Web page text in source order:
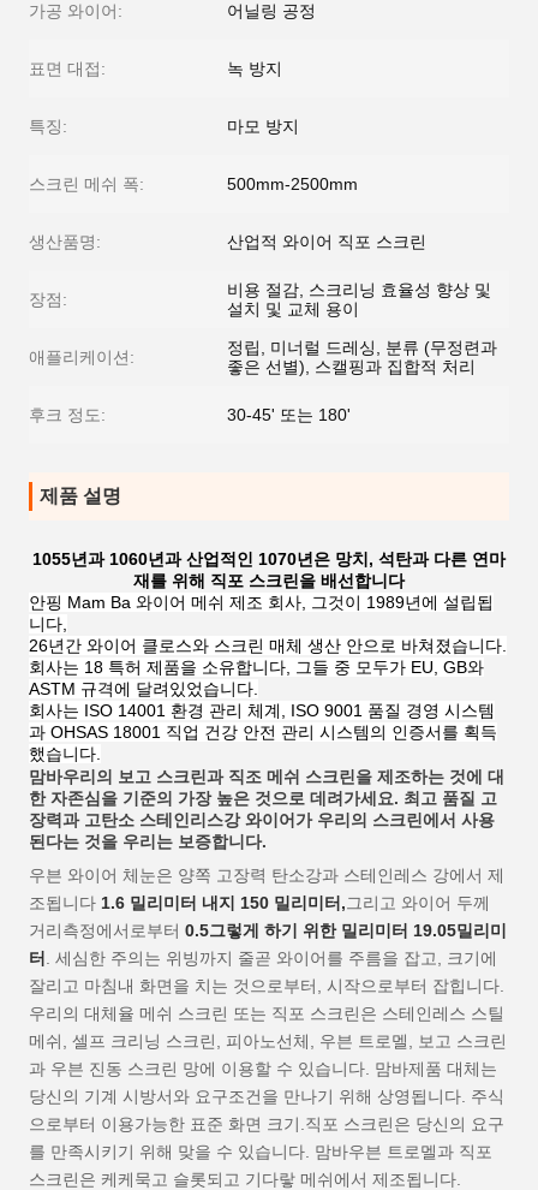
가공 와이어: 어닐링 공정
표면 대접: 녹 방지
특징: 마모 방지
스크린 메쉬 폭: 500mm-2500mm
생산품명: 산업적 와이어 직포 스크린
장점:
비용 절감, 스크리닝 효율성 향상 및
설치 및 교체 용이
애플리케이션:
정립, 미너럴 드레싱, 분류 (무정련과
좋은 선별), 스캘핑과 집합적 처리
후크 정도: 30-45' 또는 180'
제품 설명
1055년과 1060년과 산업적인 1070년은 망치, 석탄과 다른 연마
재를 위해 직포 스크린을 배선합니다
안핑 Mam Ba 와이어 메쉬 제조 회사, 그것이 1989년에 설립됩
니다,
26년간 와이어 클로스와 스크린 매체 생산 안으로 바쳐졌습니다.
회사는 18 특허 제품을 소유합니다, 그들 중 모두가 EU, GB와
ASTM 규격에 달려있었습니다.
회사는 ISO 14001 환경 관리 체계, ISO 9001 품질 경영 시스템
과 OHSAS 18001 직업 건강 안전 관리 시스템의 인증서를 획득
했습니다.
맘바우리의 보고 스크린과 직조 메쉬 스크린을 제조하는 것에 대
한 자존심을 기준의 가장 높은 것으로 데려가세요. 최고 품질 고
장력과 고탄소 스테인리스강 와이어가 우리의 스크린에서 사용
된다는 것을 우리는 보증합니다.
우븐 와이어 체눈은 양쪽 고장력 탄소강과 스테인레스 강에서 제
조됩니다 1.6 밀리미터 내지 150 밀리미터,그리고 와이어 두께
거리측정에서로부터 0.5그렇게 하기 위한 밀리미터 19.05밀리미
터
. 세심한 주의는 위빙까지 줄곧 와이어를 주름을 잡고, 크기에
잘리고 마침내 화면을 치는 것으로부터, 시작으로부터 잡힙니다.
우리의 대체율 메쉬 스크린 또는 직포 스크린은 스테인레스 스틸
메쉬, 셀프 크리닝 스크린, 피아노선체, 우븐 트로멜, 보고 스크린
과 우븐 진동 스크린 망에 이용할 수 있습니다. 맘바제품 대체는
당신의 기계 시방서와 요구조건을 만나기 위해 상영됩니다. 주식
으로부터 이용가능한 표준 화면 크기.직포 스크린은 당신의 요구
를 만족시키기 위해 맞을 수 있습니다. 맘바우븐 트로멜과 직포
스크린은 케케묵고 슬롯되고 기다랗 메쉬에서 제조됩니다.